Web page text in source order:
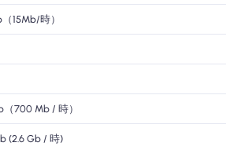
15Mb/時）
（700 Mb / 時）
(2.6 Gb / 時)